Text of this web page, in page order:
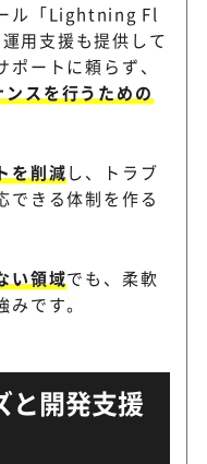
ル「Lightning Fl
用支援も提供して
ートに頼らず、
スを行うための
を削減し、トラブ
できる体制を作る
い領域でも、柔軟
です。
と開発支援